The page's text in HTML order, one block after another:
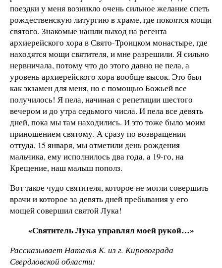
поездки у меня возникло очень сильное желание спеть
рождественскую литургию в храме, где покоятся мощи
святого. Знакомые нашли выход на регента
архиерейского хора в Свято-Троицком монастыре, где
находятся мощи святителя, и мне разрешили. Я сильно
нервничала, потому что до этого давно не пела, а
уровень архиерейского хора вообще высок. Это был
как экзамен для меня, но с помощью Божьей все
получилось! Я пела, начиная с репетиции шестого
вечером и до утра седьмого числа. И пела все девять
дней, пока мы там находились. И это тоже было моим
приношением святому. А сразу по возвращении
оттуда, 15 января, мы отметили день рождения
мальчика, ему исполнилось два года, а 19-го, на
Крещение, наш малыш пополз.
Вот такое чудо святителя, которое не могли совершить
врачи и которое за девять дней пребывания у его
мощей совершил святой Лука!
«Святитель Лука управлял моей рукой…»
Рассказывает Наталья К. из г. Кировограда
Свердловской области: